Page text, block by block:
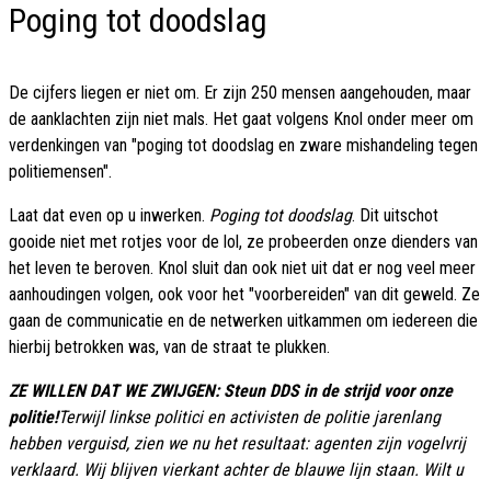
Poging tot doodslag
De cijfers liegen er niet om. Er zijn 250 mensen aangehouden, maar
de aanklachten zijn niet mals. Het gaat volgens Knol onder meer om
verdenkingen van "poging tot doodslag en zware mishandeling tegen
politiemensen".
Laat dat even op u inwerken. Poging tot doodslag. Dit uitschot
gooide niet met rotjes voor de lol, ze probeerden onze dienders van
het leven te beroven. Knol sluit dan ook niet uit dat er nog veel meer
aanhoudingen volgen, ook voor het "voorbereiden" van dit geweld. Ze
gaan de communicatie en de netwerken uitkammen om iedereen die
hierbij betrokken was, van de straat te plukken.
ZE WILLEN DAT WE ZWIJGEN: Steun DDS in de strijd voor onze
politie!Terwijl linkse politici en activisten de politie jarenlang
hebben verguisd, zien we nu het resultaat: agenten zijn vogelvrij
verklaard. Wij blijven vierkant achter de blauwe lijn staan. Wilt u